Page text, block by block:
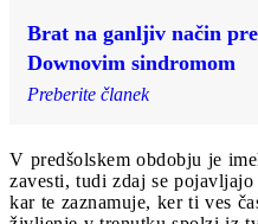
Brat na ganljiv način
Downovim sindromom
Preberite članek
V predšolskem obdobju je
zavesti, tudi zdaj se
kar te zaznamuje, ker ti ves